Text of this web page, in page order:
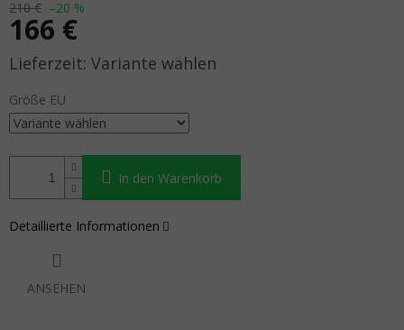
210 € –20 %
166 €
Verkaufspreis: Variante wählen
Größe EU
In den Warenkorb
Detaillierte Informationen
ANSEHEN